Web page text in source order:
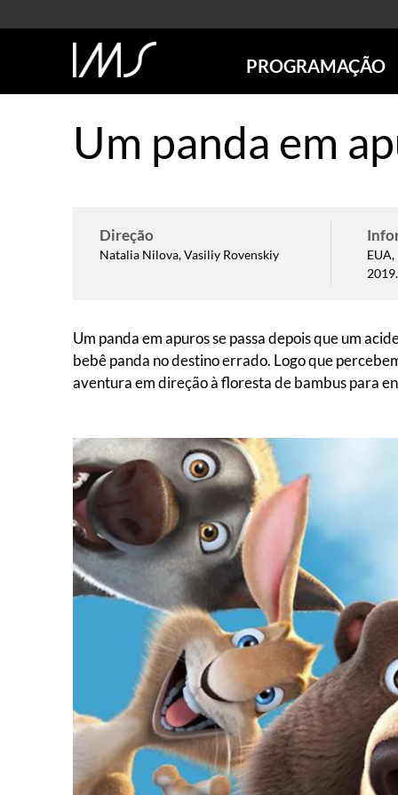
PROGRAMAÇÃO
SÃO PAULO
RIO DE JANEIRO
EM CARTAZ
TOURS VIRTUAIS
VISITAS MEDIADAS
Um panda em
Direção
Natalia Nilova, Vasiliy Rovenskiy
EUA,
Um panda em apuros se passa depois que um
bebê panda no destino errado. Logo que
aventura em direção à floresta de bambus para